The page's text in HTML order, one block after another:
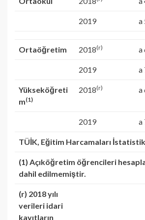
2019 a
Ortaöğretim 2018(r) a
2019 a
Yükseköğreti
m(1)
2018(r) a
2019 a
TÜİK, Eğitim Harcamaları
(1) Açıköğretim öğrencileri
dahil edilmemiştir.
(r) 2018 yılı
verileri idari
kayıtların